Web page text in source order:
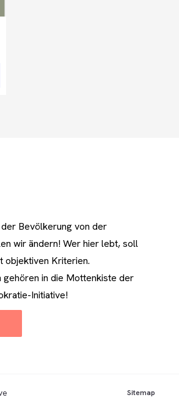
Bevölkerung von der
wir ändern! Wer hier lebt, soll
objektiven Kriterien.
in die Mottenkiste der
Initiative!
Sitemap